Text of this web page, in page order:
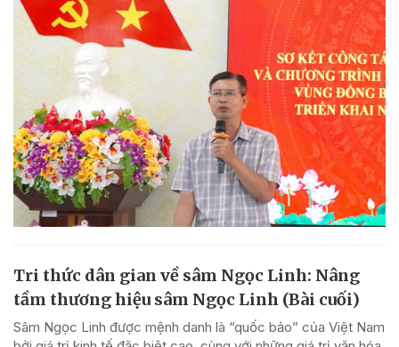
Tri thức dân gian về sâm Ngọc Linh: Nâng
tầm thương hiệu sâm Ngọc Linh (Bài cuối)
Sâm Ngọc Linh được mệnh danh là “quốc bảo” của Việt Nam